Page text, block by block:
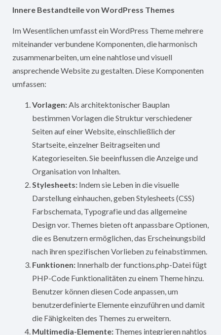
Innere Bestandteile von WordPress Themes
Im Wesentlichen umfasst ein WordPress Theme mehrere
miteinander verbundene Komponenten, die harmonisch
zusammenarbeiten, um eine nahtlose und visuell
ansprechende Website zu gestalten. Diese Komponenten
umfassen:
Vorlagen:Als architektonischer Bauplan
bestimmen Vorlagen die Struktur verschiedener
Seiten auf einer Website, einschließlich der
Startseite, einzelner Beitragseiten und
Kategorieseiten. Sie beeinflussen die Anzeige und
Organisation von Inhalten.
Stylesheets: Indem sie Leben in die visuelle
Darstellung einhauchen, geben Stylesheets (CSS)
Farbschemata, Typografie und das allgemeine
Design vor. Themes bieten oft anpassbare Optionen,
die es Benutzern ermöglichen, das Erscheinungsbild
nach ihren spezifischen Vorlieben zu feinabstimmen.
Funktionen: Innerhalb der functions.php-Datei fügt
PHP-Code Funktionalitäten zu einem Theme hinzu.
Benutzer können diesen Code anpassen, um
benutzerdefinierte Elemente einzuführen und damit
die Fähigkeiten des Themes zu erweitern.
Multimedia-Elemente: Themes integrieren nahtlos